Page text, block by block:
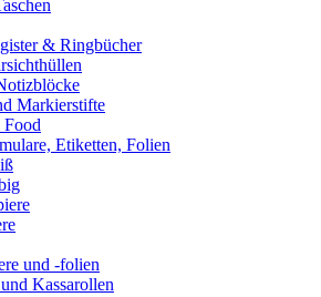
& Ringbücher
Markierstifte
Etiketten, Folien
und -folien
Kassarollen